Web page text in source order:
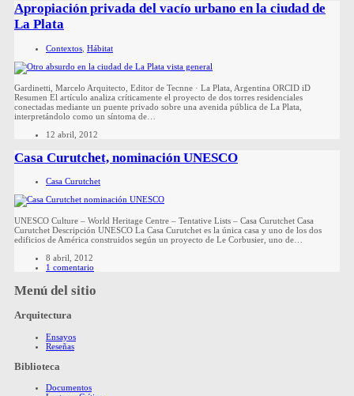
Apropiación privada del vacío urbano en la ciudad de
La Plata
Contextos Hábitat
Gardinetti, Marcelo Arquitecto, Editor de Tecnne · La Plata, Argentina ORCID iD
Resumen El artículo analiza críticamente el proyecto de dos torres residenciales
conectadas mediante un puente privado sobre una avenida pública de La Plata,
interpretándolo como un síntoma de…
12 abril, 2012
Casa Curutchet, nominación UNESCO
Casa Curutchet
UNESCO Culture – World Heritage Centre – Tentative Lists – Casa Curutchet Casa
Curutchet Descripción UNESCO La Casa Curutchet es la única casa y uno de los dos
edificios de América construidos según un proyecto de Le Corbusier, uno de…
8 abril, 2012
1 comentario
Menú del sitio
Arquitectura
Ensayos
Reseñas
Biblioteca
Documentos